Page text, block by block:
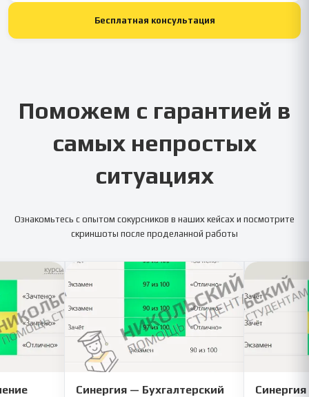
Бесплатная консультация
Поможем с гарантией в
самых непростых
ситуациях
Ознакомьтесь с опытом сокурсников в наших кейсах и посмотрите
скриншоты после проделанной работы
Синергия — Бухгалтерский